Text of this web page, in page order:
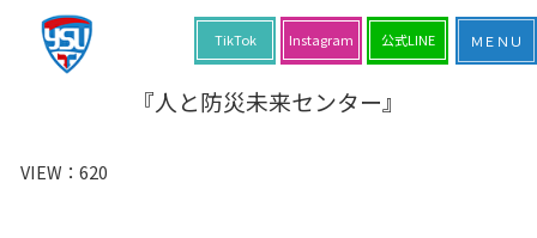
『人と防災未来センター』
VIEW： 620
公式LINE
Instagram
TikTok